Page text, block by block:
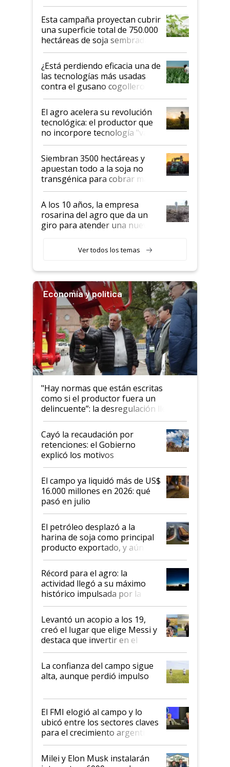
Esta campaña proyectan cubrir
una superficie total de 750.000
hectáreas de soja sembradas
con una nueva generación de
variedades que marcan un
salto tecnológico en genética y
rendimiento
¿Está perdiendo eficacia una de
las tecnologías más usadas
contra el gusano cogollero? El
desafío de una tecnología clave
El agro acelera su revolución
tecnológica: el productor que
no incorpore tecnología "va a
perder el tren"
Siembran 3500 hectáreas y
apuestan todo a la soja no
transgénica para cobrar más
por tonelada: compraron un
semillero
A los 10 años, la empresa
rosarina del agro que da un
giro para atender una nueva
Ver todos los temas
Economía y política
"Hay normas que están escritas
como si el productor fuera un
delincuente”: la desregulación llegó
al Congreso Aapresid y hasta se
habló del financiamiento al IPCVA
Cayó la recaudación por
retenciones: el Gobierno
explicó los motivos
El campo ya liquidó más de US$
16.000 millones en 2026: qué
pasó en julio
El petróleo desplazó a la
harina de soja como principal
producto exportado, y aún así
el agro aportó casi seis de cada
diez dólares y sostuvo el
liderazgo en un semestre
récord
Récord para el agro: la
actividad llegó a su máximo
histórico impulsada por la
cosecha y las exportaciones
Levantó un acopio a los 19,
creó el lugar que elige Messi y
destaca que invertir en el
kirchnerismo era como "darle
plata a un hijo para droga":
Juan Félix Rossetti, el libertario
que de una dura crisis salió
de Milei
La confianza del campo sigue
alta, aunque perdió impulso
El FMI elogió al campo y lo
ubicó entre los sectores claves
para el crecimiento argentino
Milei y Elon Musk instalarán